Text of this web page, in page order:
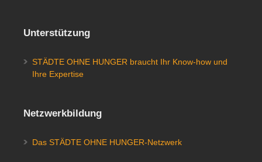
Unterstützung
STÄDTE OHNE HUNGER braucht Ihr Know-how und
Ihre Expertise
Netzwerkbildung
Das STÄDTE OHNE HUNGER-Netzwerk